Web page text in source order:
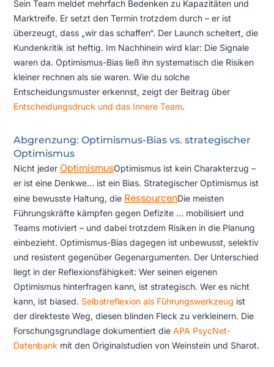
Sein Team meldet mehrfach Bedenken zu Kapazitäten und
Marktreife. Er setzt den Termin trotzdem durch – er ist
überzeugt, dass „wir das schaffen“. Der Launch scheitert, die
Kundenkritik ist heftig. Im Nachhinein wird klar: Die Signale
waren da. Optimismus-Bias ließ ihn systematisch die Risiken
kleiner rechnen als sie waren. Wie du solche
Entscheidungsmuster erkennst, zeigt der Beitrag über
Entscheidungsdruck und das Innere Team.
Abgrenzung: Optimismus-Bias vs. strategischer
Optimismus
Nicht jeder OptimismusOptimismus ist kein Charakterzug –
er ist eine Denkwe... ist ein Bias. Strategischer Optimismus ist
eine bewusste Haltung, die RessourcenDie meisten
Führungskräfte kämpfen gegen Defizite ... mobilisiert und
Teams motiviert – und dabei trotzdem Risiken in die Planung
einbezieht. Optimismus-Bias dagegen ist unbewusst, selektiv
und resistent gegenüber Gegenargumenten. Der Unterschied
liegt in der Reflexionsfähigkeit: Wer seinen eigenen
Optimismus hinterfragen kann, ist strategisch. Wer es nicht
kann, ist biased. Selbstreflexion als Führungswerkzeug ist
der direkteste Weg, diesen blinden Fleck zu verkleinern. Die
Forschungsgrundlage dokumentiert die APA PsycNet-
Datenbank mit den Originalstudien von Weinstein und Sharot.